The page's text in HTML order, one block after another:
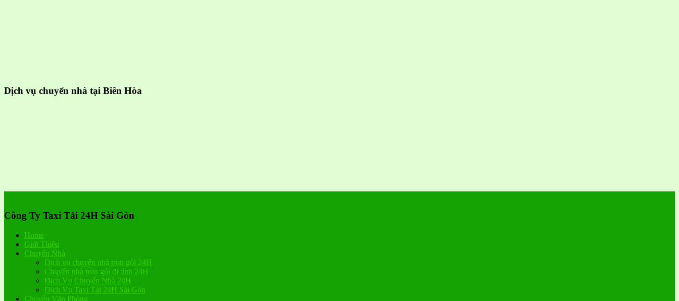
Dịch vụ chuyển nhà tại Biên Hòa
Công Ty Taxi Tải 24H Sài Gòn
Home
Giới Thiệu
Chuyển Nhà
Dịch vụ chuyển nhà trọn gói 24H
Chuyển nhà trọn gói đi tỉnh 24H
Dịch Vụ Chuyển Nhà 24H
Dịch Vụ Taxi Tải 24H Sài Gòn
Chuyển Văn Phòng